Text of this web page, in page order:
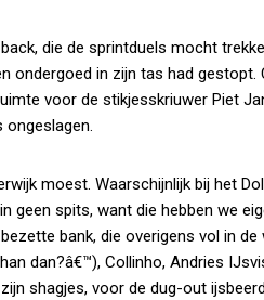
die de sprintduels mocht
ondergoed in zijn tas had gestopt.
voor de stikjesskriuwer Piet
ongeslagen.
moest. Waarschijnlijk bij het
spits, want die hebben we
bank, die overigens vol in de
dan?â€™), Collinho, Andries
shagjes, voor de dug-out